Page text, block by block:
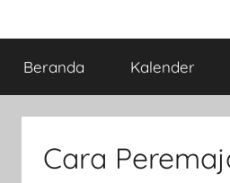
Beranda Kalender
Cara